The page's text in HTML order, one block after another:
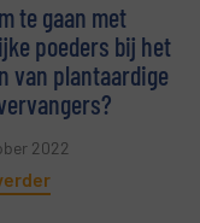
te gaan met
poeders bij het
van plantaardige
2022